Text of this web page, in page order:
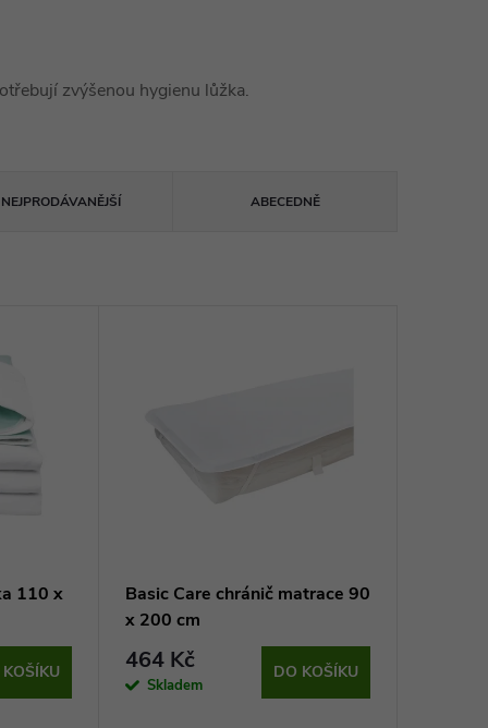
zvýšenou hygienu lůžka.
NEJPRODÁVANĚJŠÍ ABECEDNĚ
110 x
Basic Care chránič matrace 90
x 200 cm
464 Kč
Skladem
DO KOŠÍKU